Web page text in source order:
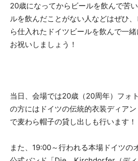
20歳になってからビールを飲んで苦
ルを飲んだことがない人などはぜひ
ら仕入れたドイツビールを飲んで一
お祝いしましょう！
当日、会場では20歳（20周年）フォ
の方にはドイツの伝統的衣装ディア
で麦わら帽子の貸し出しも行います！
また、19:00～行われる本場ドイツの